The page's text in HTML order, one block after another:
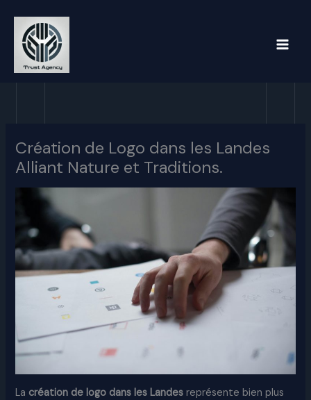
contenu
Création de Logo dans les Landes
Alliant Nature et Traditions.
La création de logo dans les Landes représente bien plus